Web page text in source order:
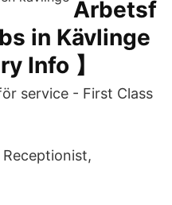
Arbetsf
in Kävlinge
Info 】
service - First Class
Receptionist,